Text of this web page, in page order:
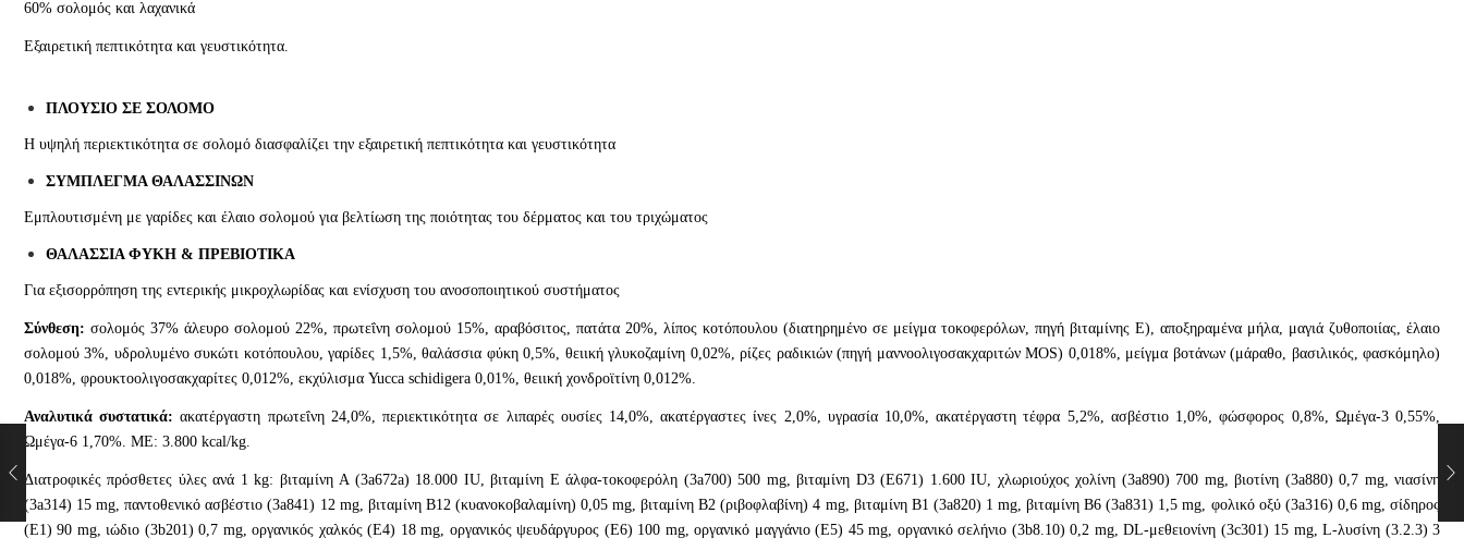
60% σολομός και λαχανικά
Εξαιρετική πεπτικότητα και γευστικότητα.
ΠΛΟΥΣΙΟ ΣΕ ΣΟΛΟΜΟ
Η υψηλή περιεκτικότητα σε σολομό διασφαλίζει την εξαιρετική πεπτικότητα και γευστικότητα
ΣΥΜΠΛΕΓΜΑ ΘΑΛΑΣΣΙΝΩΝ
Εμπλουτισμένη με γαρίδες και έλαιο σολομού για βελτίωση της ποιότητας του δέρματος και του τριχώματος
ΘΑΛΑΣΣΙΑ ΦΥΚΗ & ΠΡΕΒΙΟΤΙΚΑ
Για εξισορρόπηση της εντερικής μικροχλωρίδας και ενίσχυση του ανοσοποιητικού συστήματος
Σύνθεση: σολομός 37% άλευρο σολομού 22%, πρωτεΐνη σολομού 15%, αραβόσιτος, πατάτα 20%, λίπος κοτόπουλου (διατηρημένο σε μείγμα τοκοφερόλων, πηγή βιταμίνης Ε), αποξηραμένα μήλα, μαγιά ζυθοποιίας, έλαιο
σολομού 3%, υδρολυμένο συκώτι κοτόπουλου, γαρίδες 1,5%, θαλάσσια φύκη 0,5%, θειική γλυκοζαμίνη 0,02%, ρίζες ραδικιών (πηγή μαννoολιγοσακχαριτών MOS) 0,018%, μείγμα βοτάνων (μάραθο, βασιλικός, φασκόμηλο)
0,018%, φρουκτοολιγοσακχαρίτες 0,012%, εκχύλισμα Yucca schidigera 0,01%, θειική χονδροϊτίνη 0,012%.
Αναλυτικά συστατικά:ακατέργαστη πρωτεΐνη 24,0%, περιεκτικότητα σε λιπαρές ουσίες 14,0%, ακατέργαστες ίνες 2,0%, υγρασία 10,0%, ακατέργαστη τέφρα 5,2%, ασβέστιο 1,0%, φώσφορος 0,8%, Ωμέγα-3 0,55%,
Ωμέγα-6 1,70%. ΜΕ: 3.800 kcal/kg.
Διατροφικές πρόσθετες ύλες ανά 1 kg: βιταμίνη A (3a672a) 18.000 IU, βιταμίνη E άλφα-τοκοφερόλη (3a700) 500 mg, βιταμίνη D3 (E671) 1.600 IU, χλωριούχος χολίνη (3a890) 700 mg, βιοτίνη (3a880) 0,7 mg, νιασίνη
(3a314) 15 mg, παντοθενικό ασβέστιο (3a841) 12 mg, βιταμίνη B12 (κυανοκοβαλαμίνη) 0,05 mg, βιταμίνη B2 (ριβοφλαβίνη) 4 mg, βιταμίνη B1 (3a820) 1 mg, βιταμίνη B6 (3a831) 1,5 mg, φολικό οξύ (3a316) 0,6 mg, σίδηρος
(E1) 90 mg, ιώδιο (3b201) 0,7 mg, οργανικός χαλκός (E4) 18 mg, οργανικός ψευδάργυρος (E6) 100 mg, οργανικό μαγγάνιο (E5) 45 mg, οργανικό σελήνιο (3b8.10) 0,2 mg, DL-μεθειονίνη (3c301) 15 mg, L-λυσίνη (3.2.3) 3